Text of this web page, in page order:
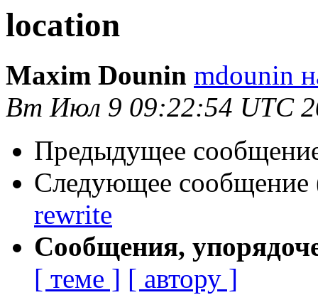
location
Maxim Dounin mdounin
Вт Июл 9 09:22:54 UTC
Предыдущее
Следующее сообщение
rewrite
Сообщения,
[ теме ] [ автору ]